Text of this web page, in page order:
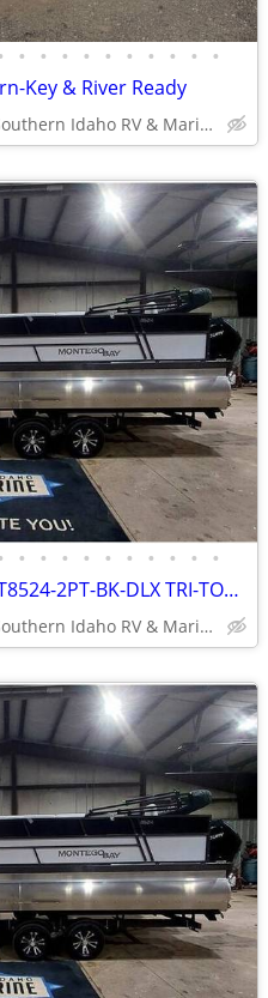
• • • • • • • • • •
Key & River Ready
Wholesale Prices @ Southern Idaho RV & Marine
• • • • • • • • • •
NEW 2026 MONTEGO BAY TT8524-2PT-BK-DLX TRI-TOON
Wholesale Prices @ Southern Idaho RV & Marine